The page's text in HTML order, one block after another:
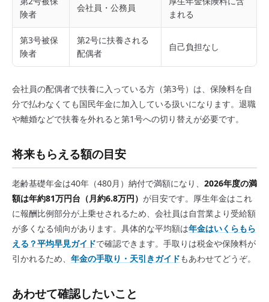
険者
会社員・公務員
まれる
第3号被保
険者
第2号に扶養される
配偶者
自己負担なし
会社員の配偶者で扶養に入っている方（第3号）は、保険料を自
分で払わなくても国民年金に加入している扱いになります。退職
や離婚などで扶養を外れると第1号への切り替えが必要です。
将来もらえる額の目安
老齢基礎年金は40年（480月）納付で満額になり、 2026年度の満
額は年約81万円台（月約6.8万円） が目安です。厚生年金はこれ
に報酬比例部分が上乗せされるため、会社員は自営業より受給額
が多くなる傾向があります。具体的な平均額は年金はいくらもら
える？平均早見ガイドで確認できます。手取りは税金や保険料が
引かれるため、 年金の手取り・天引きガイドもあわせてどうぞ。
あわせて確認したいこと